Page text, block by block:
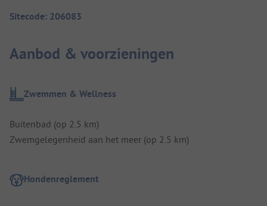
Sitecode: 206083
Aanbod & voorzieningen
Zwemmen & Wellness
Buitenbad (op 2.5 km)
Zwemgelegenheid aan het meer (op 2.5 km)
Hondenreglement